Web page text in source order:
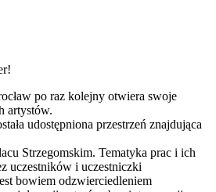
po raz kolejny otwiera swoje
artystów.
udostępniona przestrzeń znajdująca
Strzegomskim. Tematyka prac i ich
uczestników i uczestniczki
bowiem odzwierciedleniem